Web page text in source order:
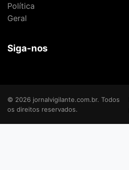
Política
Geral
Siga-nos
© 2026 jornalvigilante.com.br. Todos
os direitos reservados.